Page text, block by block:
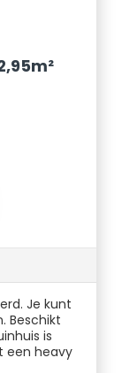
Je kunt
Beschikt
is
een heavy